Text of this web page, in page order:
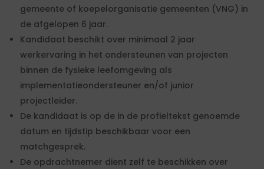
gemeente of koepelorganisatie gemeenten (VNG) in
de afgelopen 6 jaar.
Kandidaat beschikt over minimaal 2 jaar
werkervaring in het ondersteunen van projecten
binnen de fysieke leefomgeving als
implementatieondersteuner en/of junior
projectleider.
De kandidaat is op de in de profieltekst genoemde
datum en tijdstip beschikbaar voor een
matchgesprek.
De opdrachtnemer dient zelf te beschikken over